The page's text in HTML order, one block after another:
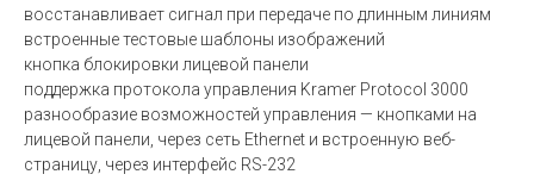
восстанавливает сигнал при передаче по длинным линиям
встроенные тестовые шаблоны изображений
кнопка блокировки лицевой панели
поддержка протокола управления Kramer Protocol 3000
разнообразие возможностей управления — кнопками на
лицевой панели, через сеть Ethernet и встроенную веб-
страницу, через интерфейс RS-232